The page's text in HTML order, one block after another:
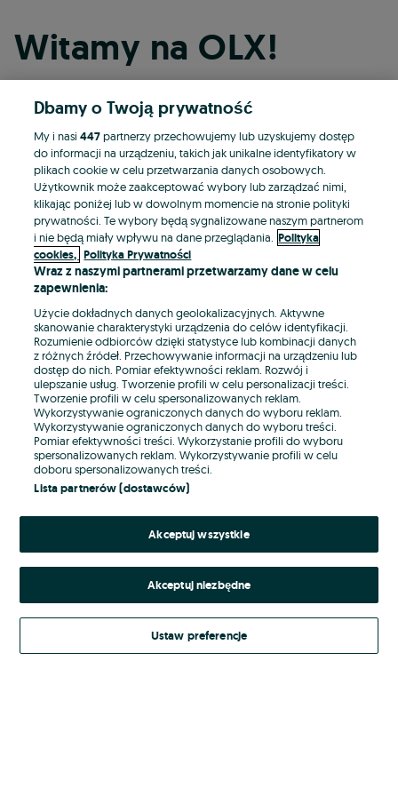
Witamy na OLX!
Kontynuuj przez Facebooka
Kontynuuj przez konto Apple
Kontynuuj przez konto Google
LUB
E-mail
Hasło
Nie pamiętasz hasła?
Zaloguj się
Kontynuując za pośrednictwem jednego z dostawców wskazanych powyżej,
Regulamin serwisuOLX.pl w jego aktualnym brzmieniu.
Dbamy o Twoją prywatność
My i nasi447partnerzy przechowujemy lub uzyskujemy dostęp
do informacji na urządzeniu, takich jak unikalne identyfikatory w
plikach cookie w celu przetwarzania danych osobowych.
Użytkownik może zaakceptować wybory lub zarządzać nimi,
klikając poniżej lub w dowolnym momencie na stronie polityki
prywatności. Te wybory będą sygnalizowane naszym partnerom
i nie będą miały wpływu na dane przeglądania. Polityka
cookies, Polityka Prywatności
Wraz z naszymi partnerami przetwarzamy dane w celu
zapewnienia:
Użycie dokładnych danych geolokalizacyjnych. Aktywne
skanowanie charakterystyki urządzenia do celów identyfikacji.
Rozumienie odbiorców dzięki statystyce lub kombinacji danych
z różnych źródeł. Przechowywanie informacji na urządzeniu lub
dostęp do nich. Pomiar efektywności reklam. Rozwój i
ulepszanie usług. Tworzenie profili w celu personalizacji treści.
Tworzenie profili w celu spersonalizowanych reklam.
Wykorzystywanie ograniczonych danych do wyboru reklam.
Wykorzystywanie ograniczonych danych do wyboru treści.
Pomiar efektywności treści. Wykorzystanie profili do wyboru
spersonalizowanych reklam. Wykorzystywanie profili w celu
doboru spersonalizowanych treści.
Lista partnerów (dostawców)
Akceptuj wszystkie
Akceptuj niezbędne
Ustaw preferencje